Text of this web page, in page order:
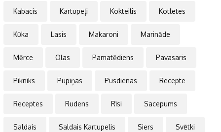
Kabacis Kartupeļi Kokteilis Kotletes
Kūka Lasis Makaroni Marināde
Mērce Olas Pamatēdiens Pavasaris
Pikniks Pupiņas Pusdienas Recepte
Receptes Rudens Rīsi Sacepums
Saldais Saldais Kartupelis Siers Svētki